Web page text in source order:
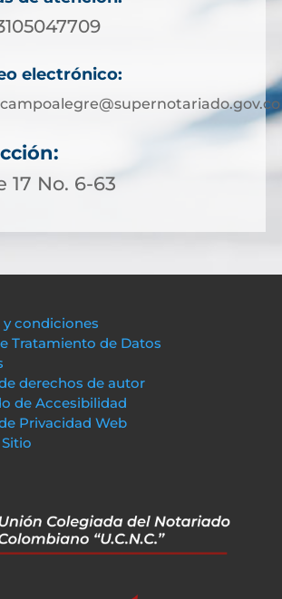
electrónico:
17 No. 6-63
y condiciones
Tratamiento de Datos
derechos de autor
de Accesibilidad
Privacidad Web